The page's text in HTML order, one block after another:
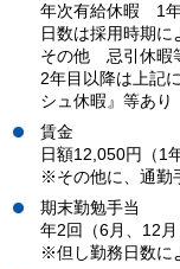
年次有給休暇 1
日数は採用時期に
その他 忌引休暇
2年目以降は上記
シュ休暇』等あり
賃金
日額12,050円（1
※その他に、通勤
期末勤勉手当
年2回（6月、12
※但し勤務日数に